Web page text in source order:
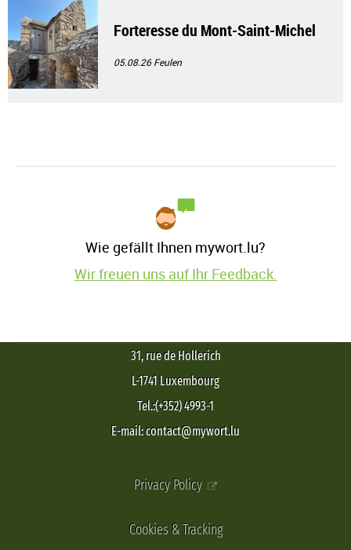
Forteresse du Mont-Saint-Michel
05.08.26Feulen
Wie gefällt Ihnen mywort.lu?
Wir freuen uns auf Ihr Feedback.
31, rue de Hollerich
L-1741 Luxembourg
Tel.:(+352) 4993-1
E-mail: contact@mywort.lu
Privacy Policy
Cookies & Tracking